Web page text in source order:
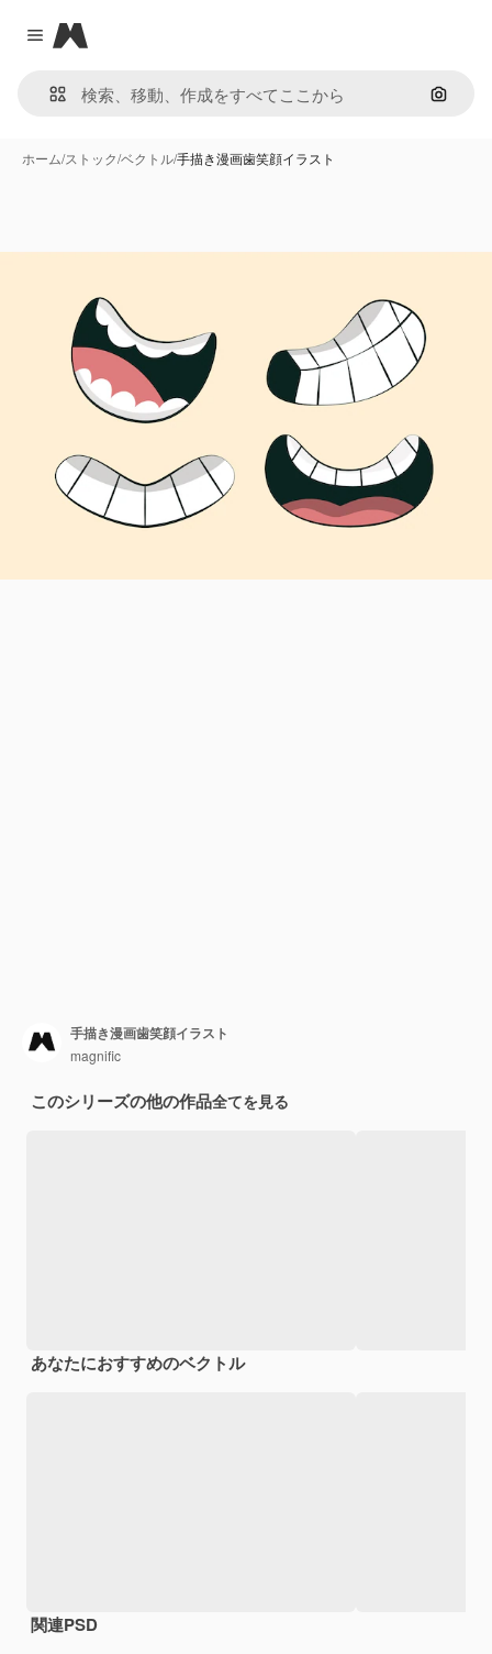
Close menu
Magnific
画像で
ホーム/ストック/ベクトル/手描き漫画歯笑顔イラスト
手描き漫画歯笑顔イラスト
magnific
このシリーズの他の作品全てを見る
あなたにおすすめのベクトル
関連PSD